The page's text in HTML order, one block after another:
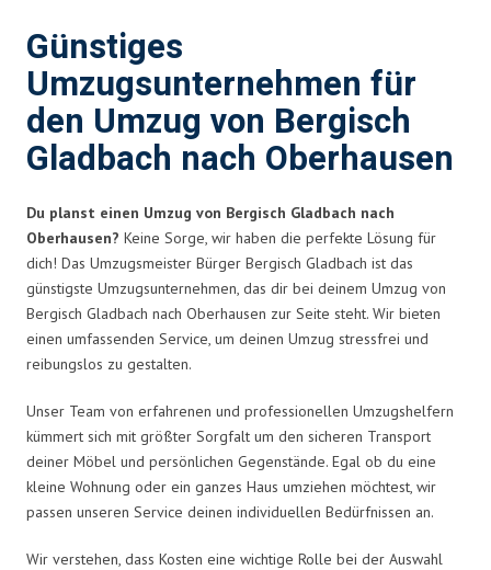
Günstiges
Umzugsunternehmen für
den Umzug von Bergisch
Gladbach nach Oberhausen
Du planst einen Umzug von Bergisch Gladbach nach
Oberhausen? Keine Sorge, wir haben die perfekte Lösung für
dich! Das Umzugsmeister Bürger Bergisch Gladbach ist das
günstigste Umzugsunternehmen, das dir bei deinem Umzug von
Bergisch Gladbach nach Oberhausen zur Seite steht. Wir bieten
einen umfassenden Service, um deinen Umzug stressfrei und
reibungslos zu gestalten.
Unser Team von erfahrenen und professionellen Umzugshelfern
kümmert sich mit größter Sorgfalt um den sicheren Transport
deiner Möbel und persönlichen Gegenstände. Egal ob du eine
kleine Wohnung oder ein ganzes Haus umziehen möchtest, wir
passen unseren Service deinen individuellen Bedürfnissen an.
Wir verstehen, dass Kosten eine wichtige Rolle bei der Auswahl